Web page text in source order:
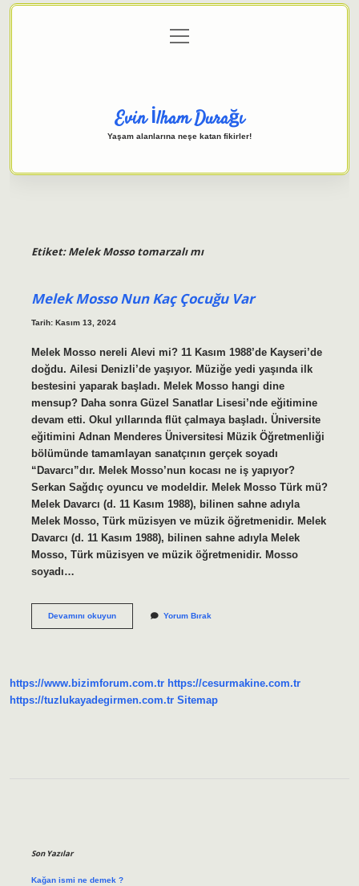
Gizlilik Politikası
menüyü
aç
Evin İlham Durağı
Yaşam alanlarına neşe katan fikirler!
Etiket:Melek Mosso tomarzalı mı
Melek Mosso Nun Kaç Çocuğu Var
Tarih: Kasım 13, 2024
Melek Mosso nereli Alevi mi? 11 Kasım 1988’de Kayseri’de
doğdu. Ailesi Denizli’de yaşıyor. Müziğe yedi yaşında ilk
bestesini yaparak başladı. Melek Mosso hangi dine
mensup? Daha sonra Güzel Sanatlar Lisesi’nde eğitimine
devam etti. Okul yıllarında flüt çalmaya başladı. Üniversite
eğitimini Adnan Menderes Üniversitesi Müzik Öğretmenliği
bölümünde tamamlayan sanatçının gerçek soyadı
“Davarcı”dır. Melek Mosso’nun kocası ne iş yapıyor?
Serkan Sağdıç oyuncu ve modeldir. Melek Mosso Türk mü?
Melek Davarcı (d. 11 Kasım 1988), bilinen sahne adıyla
Melek Mosso, Türk müzisyen ve müzik öğretmenidir. Melek
Davarcı (d. 11 Kasım 1988), bilinen sahne adıyla Melek
Mosso, Türk müzisyen ve müzik öğretmenidir. Mosso
soyadı…
Devamını okuyunMelek
Yorum Bırak
https://www.bizimforum.com.tr https://cesurmakine.com.tr
https://tuzlukayadegirmen.com.tr Sitemap
Son Yazılar
Kağan ismi ne demek ?